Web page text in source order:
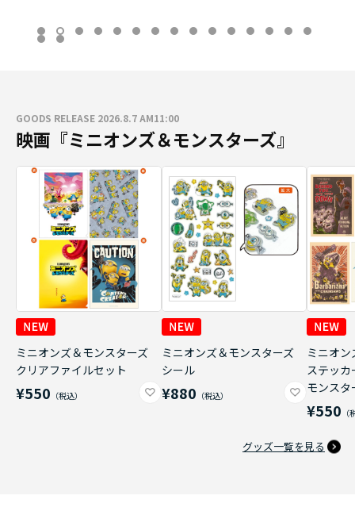
GOODS RELEASE 2026.8.7 AM11:00
映画『ミニオンズ＆モンスターズ』
ミニオンズ＆モンスターズ
クリアファイルセット
¥550
ミニオンズ＆モンスターズ
シール
¥880
ミニオ
ステッ
モンスタ
¥550
グッズ一覧を見る